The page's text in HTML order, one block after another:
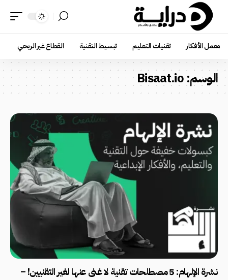
معمل الأفكار تقنيات التعليم تبسيط التقنية القطاع غير الربحي
الوسم:Bisaat.io
نشرة الإلهام: 5 مصطلحات تقنية لا غنى عنها لغير التقنيين! –